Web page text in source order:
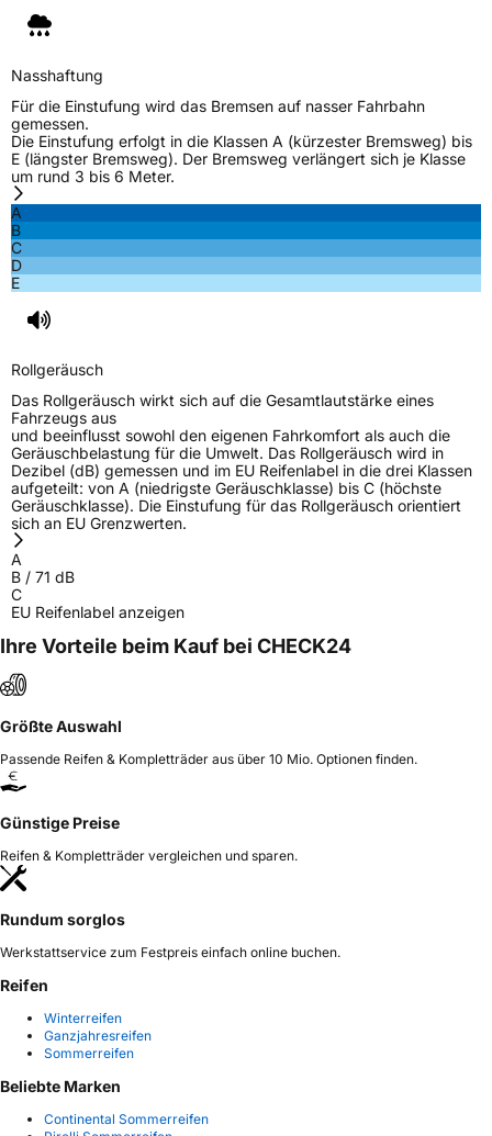
Nasshaftung
Für die Einstufung wird das Bremsen auf nasser Fahrbahn
gemessen.
Die Einstufung erfolgt in die Klassen A (kürzester Bremsweg) bis
E (längster Bremsweg). Der Bremsweg verlängert sich je Klasse
um rund 3 bis 6 Meter.
A
B
C
D
E
Rollgeräusch
Das Rollgeräusch wirkt sich auf die Gesamtlautstärke eines
Fahrzeugs aus
und beeinflusst sowohl den eigenen Fahrkomfort als auch die
Geräuschbelastung für die Umwelt. Das Rollgeräusch wird in
Dezibel (dB) gemessen und im EU Reifenlabel in die drei Klassen
aufgeteilt: von A (niedrigste Geräuschklasse) bis C (höchste
Geräuschklasse). Die Einstufung für das Rollgeräusch orientiert
sich an EU Grenzwerten.
A
B / 71 dB
C
EU Reifenlabel anzeigen
Ihre Vorteile beim Kauf bei CHECK24
Größte Auswahl
Passende Reifen & Kompletträder aus über 10 Mio. Optionen finden.
Günstige Preise
Reifen & Kompletträder vergleichen und sparen.
Rundum sorglos
Werkstattservice zum Festpreis einfach online buchen.
Reifen
Winterreifen
Ganzjahresreifen
Sommerreifen
Beliebte Marken
Continental Sommerreifen